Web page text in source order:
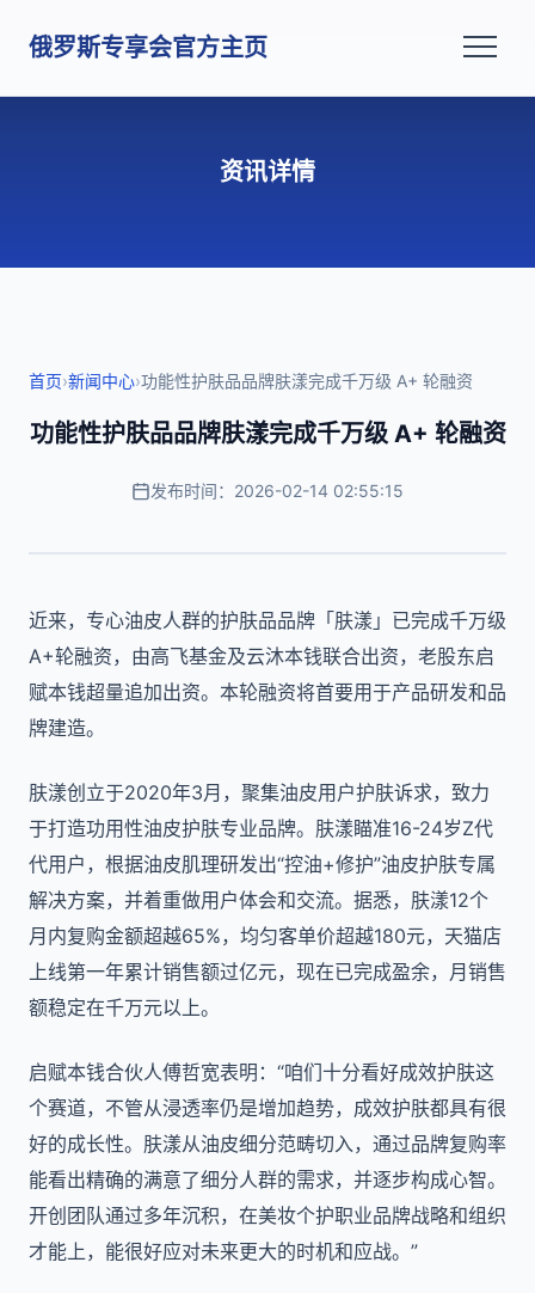
俄罗斯专享会官方主页
资讯详情
首页›新闻中心›功能性护肤品品牌肤漾完成千万级 A+ 轮融资
功能性护肤品品牌肤漾完成千万级 A+ 轮融资
发布时间：2026-02-14 02:55:15
近来，专心油皮人群的护肤品品牌「肤漾」已完成千万级
A+轮融资，由高飞基金及云沐本钱联合出资，老股东启
赋本钱超量追加出资。本轮融资将首要用于产品研发和品
牌建造。
肤漾创立于2020年3月，聚集油皮用户护肤诉求，致力
于打造功用性油皮护肤专业品牌。肤漾瞄准16-24岁Z代
代用户，根据油皮肌理研发出“控油+修护”油皮护肤专属
解决方案，并着重做用户体会和交流。据悉，肤漾12个
月内复购金额超越65%，均匀客单价超越180元，天猫店
上线第一年累计销售额过亿元，现在已完成盈余，月销售
额稳定在千万元以上。
启赋本钱合伙人傅哲宽表明：“咱们十分看好成效护肤这
个赛道，不管从浸透率仍是增加趋势，成效护肤都具有很
好的成长性。肤漾从油皮细分范畴切入，通过品牌复购率
能看出精确的满意了细分人群的需求，并逐步构成心智。
开创团队通过多年沉积，在美妆个护职业品牌战略和组织
才能上，能很好应对未来更大的时机和应战。”